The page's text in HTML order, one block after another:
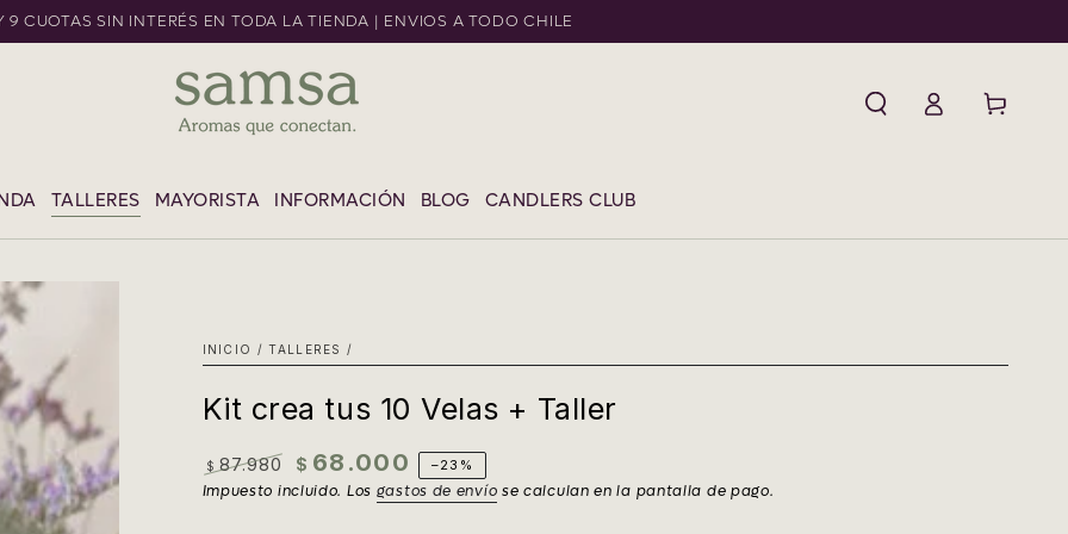
CONTENIDO
9 CUOTAS SIN INTERÉS EN TODA LA TIENDA | ENVIOS A TODO CHILE
TALLERES MAYORISTA INFORMACIÓN BLOG CANDLERS CLUB
sesión
Carrito
INICIO / TALLERES /
Kit crea tus 10 Velas + Taller
Precio
$ 87.980
Precio
$ 68.000 –23%
Impuesto incluido. Los gastos de envío se calculan en la pantalla de pago.